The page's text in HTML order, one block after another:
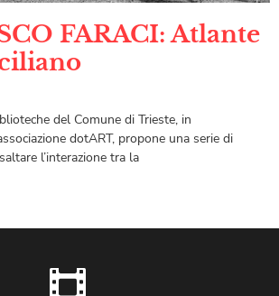
FARACI: Atlante
del Comune di Trieste, in
dotART, propone una serie di
l’interazione tra la